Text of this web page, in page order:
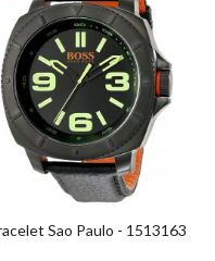
Sao Paulo - 1513163